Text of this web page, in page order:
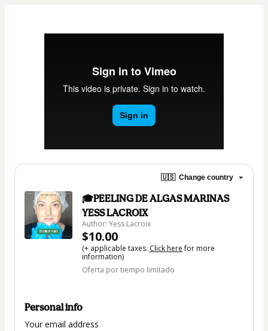
🇺🇸 Change country
🎓PEELING DE ALGAS MARINAS
YESS LACROIX
Author: Yess Lacroix
$10.00
(+ applicable taxes. Click herefor more
information)
Oferta por tiempo limitado
Personal info
Your email address